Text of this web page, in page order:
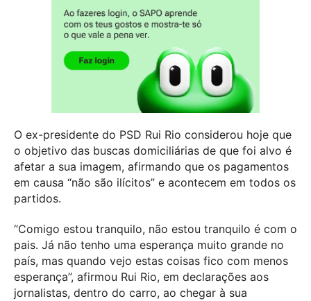
O ex-presidente do PSD Rui Rio considerou hoje que
o objetivo das buscas domiciliárias de que foi alvo é
afetar a sua imagem, afirmando que os pagamentos
em causa “não são ilícitos” e acontecem em todos os
partidos.
“Comigo estou tranquilo, não estou tranquilo é com o
pais. Já não tenho uma esperança muito grande no
país, mas quando vejo estas coisas fico com menos
esperança”, afirmou Rui Rio, em declarações aos
jornalistas, dentro do carro, ao chegar à sua